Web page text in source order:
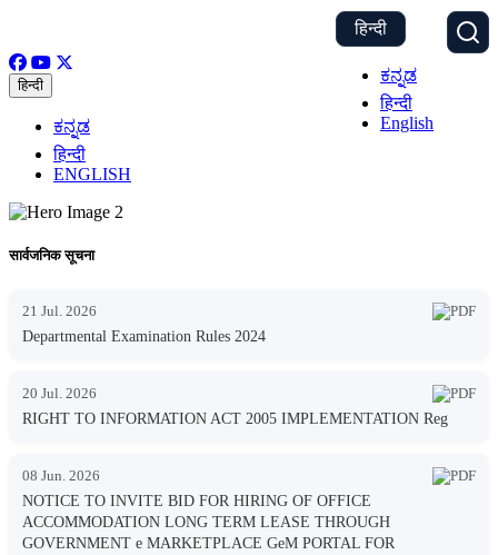
हिन्दी
ಕನ್ನಡ
हिन्दी
English
हिन्दी
ಕನ್ನಡ
हिन्दी
ENGLISH
सार्वजनिक सूचना
21 Jul. 2026
Departmental Examination Rules 2024
20 Jul. 2026
RIGHT TO INFORMATION ACT 2005 IMPLEMENTATION Reg
08 Jun. 2026
NOTICE TO INVITE BID FOR HIRING OF OFFICE
ACCOMMODATION LONG TERM LEASE THROUGH
GOVERNMENT e MARKETPLACE GeM PORTAL FOR